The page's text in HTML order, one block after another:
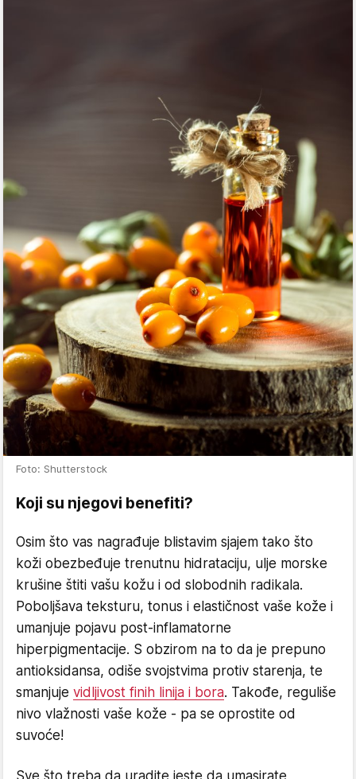
Foto: Shutterstock
Koji su njegovi benefiti?
Osim što vas nagrađuje blistavim sjajem tako što
koži obezbeđuje trenutnu hidrataciju, ulje morske
krušine štiti vašu kožu i od slobodnih radikala.
Poboljšava teksturu, tonus i elastičnost vaše kože i
umanjuje pojavu post-inflamatorne
hiperpigmentacije. S obzirom na to da je prepuno
antioksidansa, odiše svojstvima protiv starenja, te
smanjuje vidljivost finih linija i bora. Takođe, reguliše
nivo vlažnosti vaše kože - pa se oprostite od
suvoće!